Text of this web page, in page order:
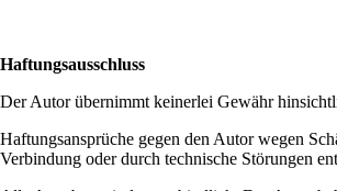
Haftungsausschluss
Der Autor übernimmt keinerlei Gewähr
Haftungsansprüche gegen den Autor wegen
Verbindung oder durch technische Störungen